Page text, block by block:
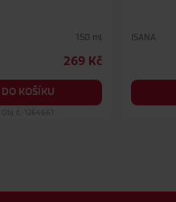
150 ml
269 Kč
DO KOŠÍKU
Obj. č.: 1264661
ISANA